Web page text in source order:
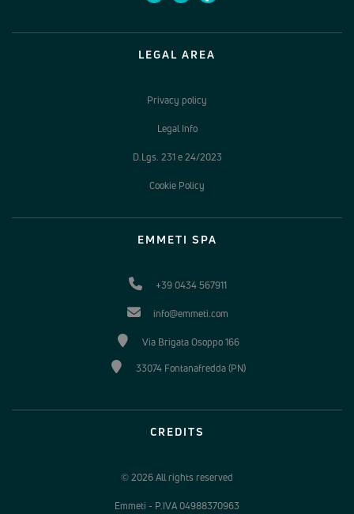
LEGAL AREA
Privacy policy
Legal Info
D.Lgs. 231 e 24/2023
Cookie Policy
EMMETI SPA
+39 0434 567911
info@emmeti.com
Via Brigata Osoppo 166
33074 Fontanafredda (PN)
CREDITS
© 2026 All rights reserved
Emmeti - P.IVA 04988370963